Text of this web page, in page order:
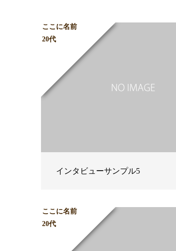
ここに名前
20代
インタビューサンプル5
ここに名前
20代